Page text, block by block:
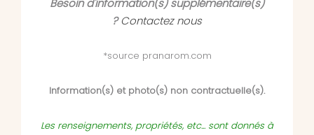
Besoin d'information(s) supplémentaire(s)
?Contactez nous
*source pranarom.com
Information(s) et photo(s) non contractuelle(s).
Les renseignements, propriétés, etc... sont donnés à